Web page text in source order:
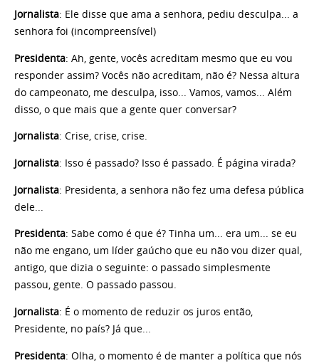
Jornalista: Ele disse que ama a senhora, pediu desculpa... a
senhora foi (incompreensível)
Presidenta: Ah, gente, vocês acreditam mesmo que eu vou
responder assim? Vocês não acreditam, não é? Nessa altura
do campeonato, me desculpa, isso... Vamos, vamos... Além
disso, o que mais que a gente quer conversar?
Jornalista: Crise, crise, crise.
Jornalista: Isso é passado? Isso é passado. É página virada?
Jornalista: Presidenta, a senhora não fez uma defesa pública
dele...
Presidenta: Sabe como é que é? Tinha um... era um... se eu
não me engano, um líder gaúcho que eu não vou dizer qual,
antigo, que dizia o seguinte: o passado simplesmente
passou, gente. O passado passou.
Jornalista: É o momento de reduzir os juros então,
Presidente, no país? Já que...
Presidenta: Olha, o momento é de manter a política que nós